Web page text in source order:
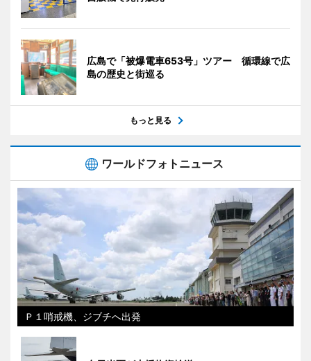
広島で「被爆電車653号」ツアー 循環線で広
島の歴史と街巡る
もっと見る
ワールドフォトニュース
Ｐ１哨戒機、ジブチへ出発